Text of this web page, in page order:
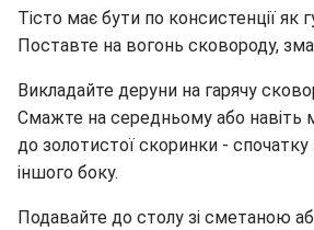
Тісто має бути по консистенції як
Поставте на вогонь сковороду,
Викладайте деруни на гарячу
Смажте на середньому або навіть
до золотистої скоринки - спочатку
іншого боку.
Подавайте до столу зі сметаною